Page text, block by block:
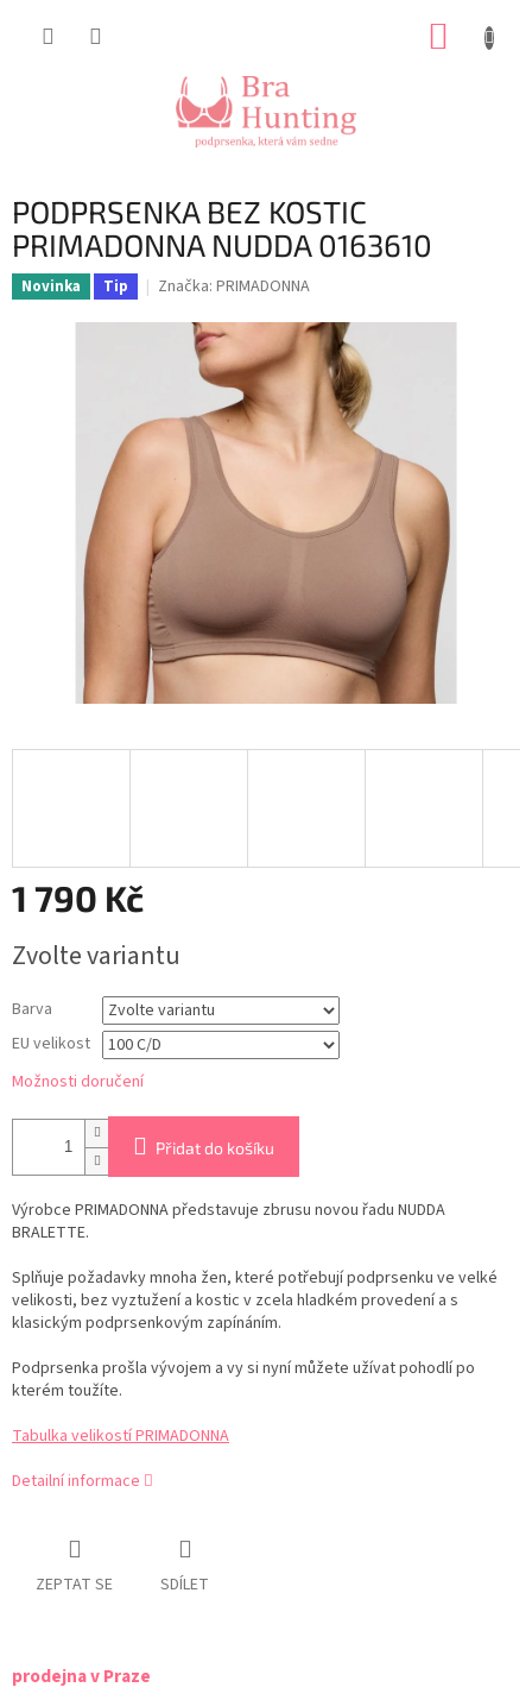
PODPRSENKA BEZ KOSTIC
PRIMADONNA NUDDA 0163610
Novinka Tip Značka: PRIMADONNA
1 790 Kč
cena:
Zvolte variantu
Barva
EU velikost
Možnosti doručení
Přidat do košíku
Výrobce PRIMADONNA představuje zbrusu novou řadu NUDDA
BRALETTE.
Splňuje požadavky mnoha žen, které potřebují podprsenku ve velké
velikosti, bez vyztužení a kostic v zcela hladkém provedení a s
klasickým podprsenkovým zapínáním.
Podprsenka prošla vývojem a vy si nyní můžete užívat pohodlí po
kterém toužíte.
Tabulka velikostí PRIMADONNA
Detailní informace
ZEPTAT SE SDÍLET
prodejna v Praze